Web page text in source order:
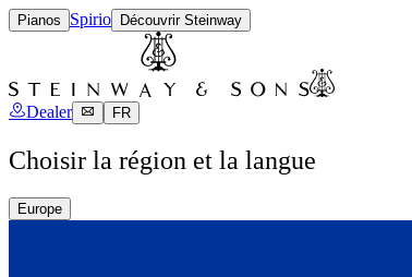
Pianos Spirio Découvrir Steinway
Dealer FR
Choisir la région et la langue
Europe